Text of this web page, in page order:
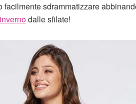
sdrammatizzare
dalle sfilate!